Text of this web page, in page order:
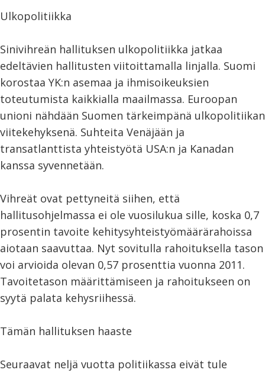
Ulkopolitiikka
Sinivihreän hallituksen ulkopolitiikka jatkaa
edeltävien hallitusten viitoittamalla linjalla. Suomi
korostaa YK:n asemaa ja ihmisoikeuksien
toteutumista kaikkialla maailmassa. Euroopan
unioni nähdään Suomen tärkeimpänä ulkopolitiikan
viitekehyksenä. Suhteita Venäjään ja
transatlanttista yhteistyötä USA:n ja Kanadan
kanssa syvennetään.
Vihreät ovat pettyneitä siihen, että
hallitusohjelmassa ei ole vuosilukua sille, koska 0,7
prosentin tavoite kehitysyhteistyömäärärahoissa
aiotaan saavuttaa. Nyt sovitulla rahoituksella tason
voi arvioida olevan 0,57 prosenttia vuonna 2011.
Tavoitetason määrittämiseen ja rahoitukseen on
syytä palata kehysriihessä.
Tämän hallituksen haaste
Seuraavat neljä vuotta politiikassa eivät tule